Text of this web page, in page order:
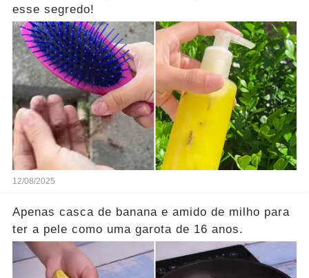
esse segredo!
12/08/2025
Apenas casca de banana e amido de milho para
ter a pele como uma garota de 16 anos.